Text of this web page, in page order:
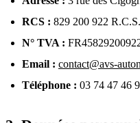
RCS : 829 200 922
N° TVA :
Email : contact@avs-
Téléphone : 03 74 47 46